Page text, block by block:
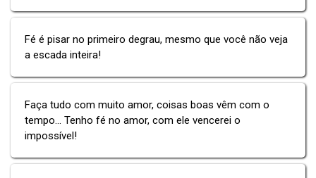
Fé é pisar no primeiro degrau, mesmo que você não veja
a escada inteira!
Faça tudo com muito amor, coisas boas vêm com o
tempo... Tenho fé no amor, com ele vencerei o
impossível!